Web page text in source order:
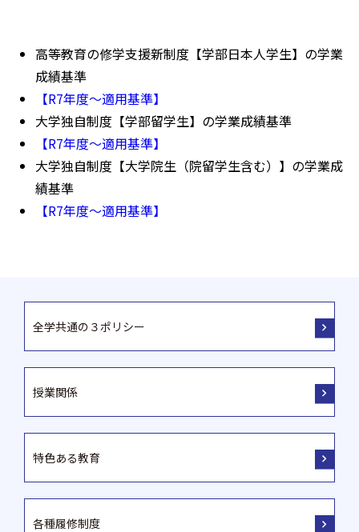
高等教育の修学支援新制度【学部日本人学生】の学業
成績基準
【R7年度～適用基準】
大学独自制度【学部留学生】の学業成績基準
【R7年度～適用基準】
大学独自制度【大学院生（院留学生含む）】の学業成
績基準
【R7年度～適用基準】
全学共通の３ポリシー
授業関係
特色ある教育
各種履修制度